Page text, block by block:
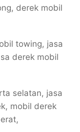
derek mobil
towing, jasa
derek mobil
selatan, jasa
mobil derek